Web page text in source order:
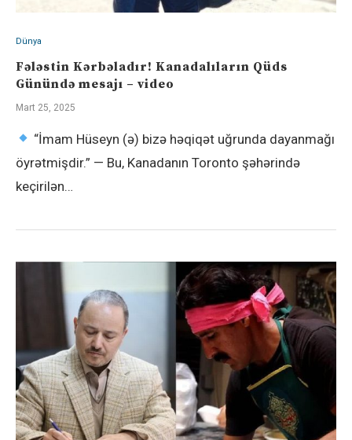
Dünya
Fələstin Kərbəladır! Kanadalıların Qüds
Günündə mesajı – video
Mart 25, 2025
“İmam Hüseyn (ə) bizə həqiqət uğrunda dayanmağı
öyrətmişdir.” — Bu, Kanadanın Toronto şəhərində
keçirilən…